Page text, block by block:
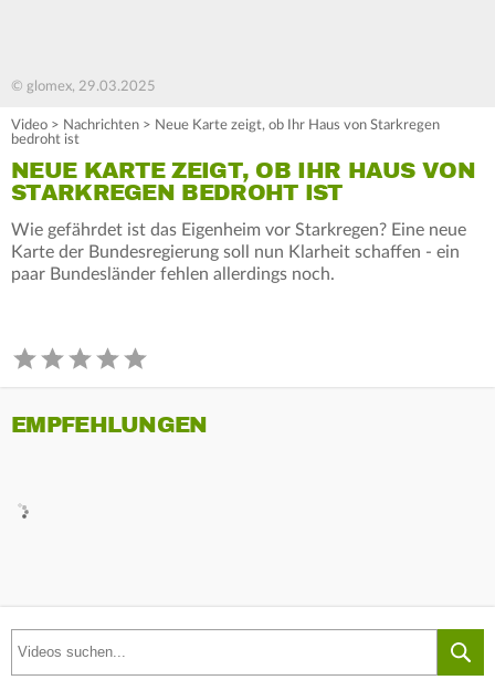
© glomex, 29.03.2025
Video > Nachrichten > Neue Karte zeigt, ob Ihr Haus von Starkregen
bedroht ist
NEUE KARTE ZEIGT, OB IHR HAUS VON
STARKREGEN BEDROHT IST
Wie gefährdet ist das Eigenheim vor Starkregen? Eine neue
Karte der Bundesregierung soll nun Klarheit schaffen - ein
paar Bundesländer fehlen allerdings noch.
EMPFEHLUNGEN